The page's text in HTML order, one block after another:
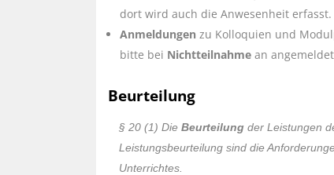
dort wird auch die Anwesenheit erfasst.
Anmeldungen zu Kolloquien und
bitte bei Nichtteilnahme an
Beurteilung
§ 20 (1) Die Beurteilung der Leistungen
Leistungsbeurteilung sind die
Unterrichtes.